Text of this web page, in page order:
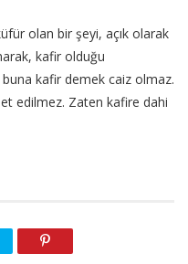
olan bir şeyi, açık olarak
kafir olduğu
buna kafir demek caiz olmaz.
edilmez. Zaten kafire dahi